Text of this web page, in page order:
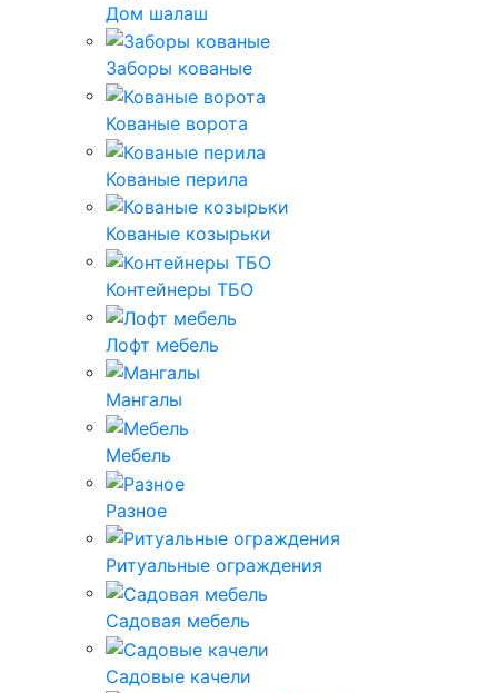
Дом шалаш
Заборы кованые
Кованые ворота
Кованые перила
Кованые козырьки
Контейнеры ТБО
Лофт мебель
Мангалы
Мебель
Разное
Ритуальные ограждения
Садовая мебель
Садовые качели